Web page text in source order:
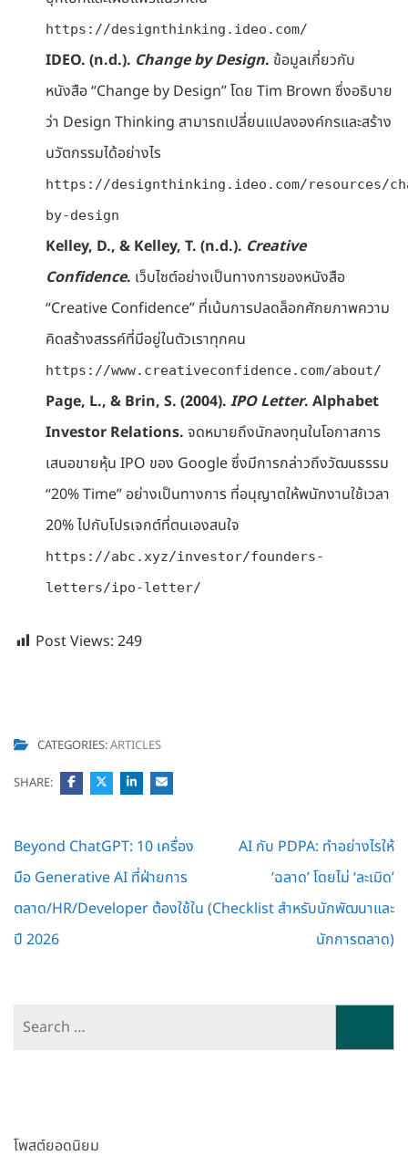
https://designthinking.ideo.com/
IDEO. (n.d.). Change by Design. ข้อมูลเกี่ยวกับ
หนังสือ “Change by Design” โดย Tim Brown ซึ่งอธิบาย
ว่า Design Thinking สามารถเปลี่ยนแปลงองค์กรและสร้าง
นวัตกรรมได้อย่างไร
https://designthinking.ideo.com/resources/
by-design
Kelley, D., & Kelley, T. (n.d.). Creative
Confidence. เว็บไซต์อย่างเป็นทางการของหนังสือ
“Creative Confidence” ที่เน้นการปลดล็อกศักยภาพความ
คิดสร้างสรรค์ที่มีอยู่ในตัวเราทุกคน
https://www.creativeconfidence.com/about/
Page, L., & Brin, S. (2004). IPO Letter. Alphabet
Investor Relations. จดหมายถึงนักลงทุนในโอกาสการ
เสนอขายหุ้น IPO ของ Google ซึ่งมีการกล่าวถึงวัฒนธรรม
“20% Time” อย่างเป็นทางการ ที่อนุญาตให้พนักงานใช้เวลา
20% ไปกับโปรเจกต์ที่ตนเองสนใจ
https://abc.xyz/investor/founders-
letters/ipo-letter/
Post Views: 249
CATEGORIES:ARTICLES
SHARE:
Post
navigation
Beyond ChatGPT: 10 เครื่อง
มือ Generative AI ที่ฝ่ายการ
ตลาด/HR/Developer ต้องใช้ใน
ปี 2026
AI กับ PDPA: ทำอย่างไรให้
‘ฉลาด’ โดยไม่ ‘ละเมิด’
(Checklist สำหรับนักพัฒนาและ
นักการตลาด)
โพสต์ยอดนิยม